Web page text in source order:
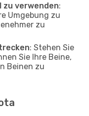
zu verwenden:
Umgebung zu
zu
: Stehen Sie
Sie Ihre Beine,
Beinen zu